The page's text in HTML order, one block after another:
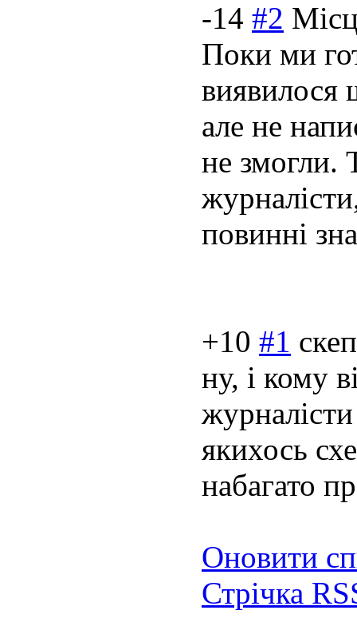
-14 #2
Поки ми
виявилося
але не
не змогли.
повинні
+10 #1
ну, і кому
якихось
набагато
Оновити
Стрічка